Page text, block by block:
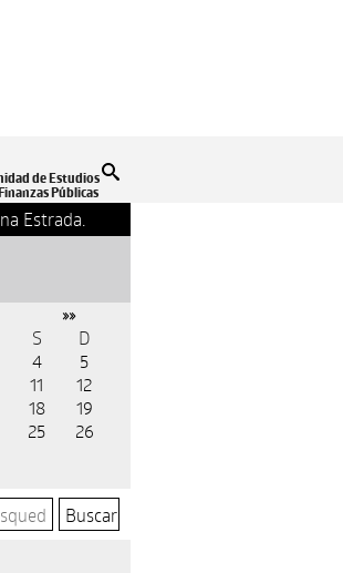
de Estudios
Públicas
Estrada.
»»
S
D
4
5
11
12
18
19
25
26